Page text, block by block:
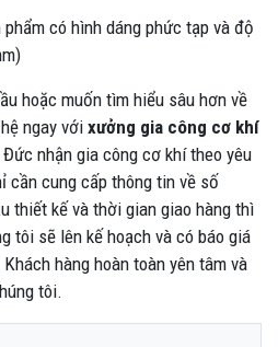
có hình dáng phức tạp và độ
hoặc muốn tìm hiểu sâu hơn về
ngay với xưởng gia công cơ khí
nhận gia công cơ khí theo yêu
cần cung cấp thông tin về số
thiết kế và thời gian giao hàng thì
tôi sẽ lên kế hoạch và có báo giá
hàng hoàn toàn yên tâm và
tôi.